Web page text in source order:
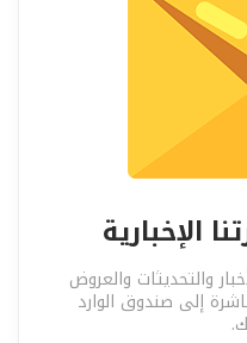
الإخبارية
والتحديثات والعروض
إلى صندوق الوارد